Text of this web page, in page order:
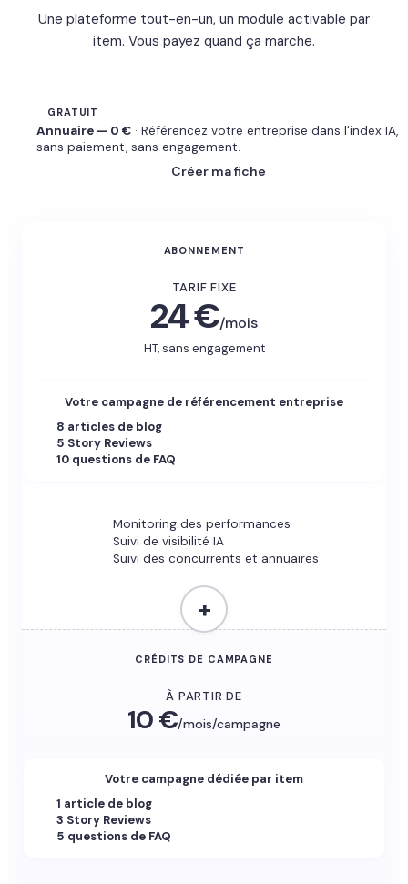
Une plateforme tout-en-un, un module activable par
item. Vous payez quand ça marche.
GRATUIT
Annuaire — 0 € · Référencez votre entreprise dans l'index IA,
sans paiement, sans engagement.
Créer ma fiche
ABONNEMENT
TARIF FIXE
24 €/mois
HT, sans engagement
Votre campagne de référencement entreprise
8 articles de blog
5 Story Reviews
10 questions de FAQ
Monitoring des performances
Suivi de visibilité IA
Suivi des concurrents et annuaires
+
CRÉDITS DE CAMPAGNE
À PARTIR DE
10 €/mois/campagne
Votre campagne dédiée par item
1 article de blog
3 Story Reviews
5 questions de FAQ